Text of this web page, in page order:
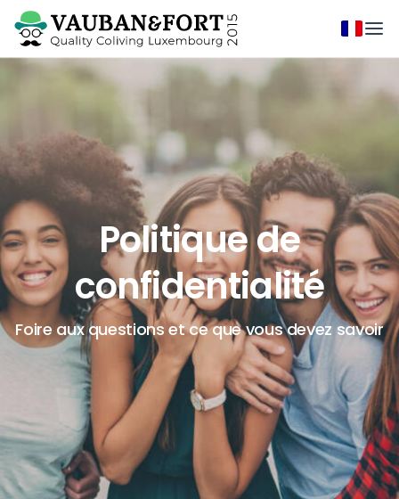
Politique de
confidentialité
Foire aux questions et ce que vous devez savoir